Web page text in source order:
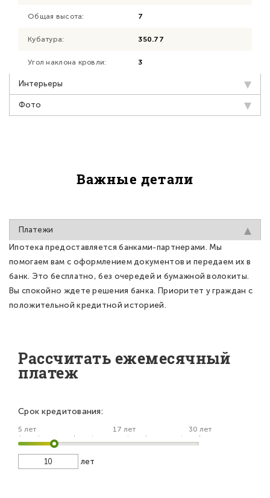
Общая высота: 7
Кубатура: 350.77
Угол наклона кровли: 3
Интерьеры
Фото
Важные детали
Платежи
Ипотека предоставляется банками-партнерами. Мы
помогаем вам с оформлением документов и передаем их в
банк. Это бесплатно, без очередей и бумажной волокиты.
Вы спокойно ждете решения банка. Приоритет у граждан с
положительной кредитной историей.
Рассчитать ежемесячный
платеж
Срок кредитования:
5 лет 17 лет 30 лет
лет